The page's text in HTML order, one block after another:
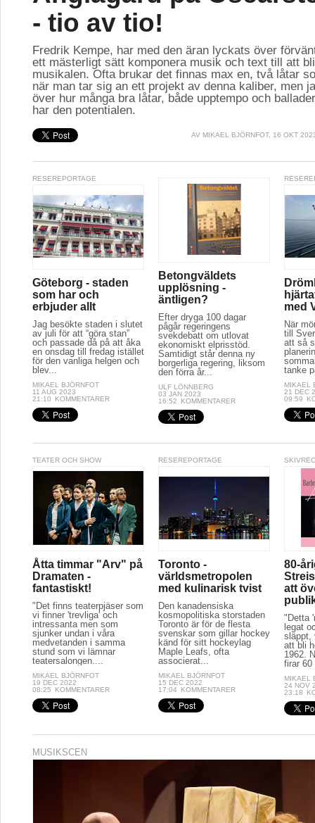
- tio av tio!
Fredrik Kempe, har med den äran lyckats över
ett mästerligt sätt komponera musik och text till att
musikalen. Ofta brukar det finnas max en, två låtar
när man tar sig an ett projekt av denna kaliber, men
över hur många bra låtar, både upptempo och
har den potentialen.
AV MIKAEL BJÖRNFOT, 16 OKT
RESEREPORTAGE
Göteborg - staden
som har och
erbjuder allt
Jag besökte staden i slutet
av juli för att “göra stan”
och passade då på att åka
en onsdag till fredag istället
för den vanliga helgen och
blev...
MIKAEL BJÖRNFOT
11 AUG 2023
21:10
KOMMENTARER
Betongväldets
upplösning -
äntligen?
Efter dryga 100 dagar
pågår regeringens
svekdebatt om utlovat
ekonomiskt elprisstöd.
Samtidigt står denna ny
borgerliga regering, liksom
den förra år...
ULF LÖNNBERG
03 JAN 2023
16:52
KOMMENTARER
med
När
till
att så
tanke
MIKAEL
21 DEC
09:59
TEATER OCH SHOW
Åtta timmar "Arv" på
Dramaten -
fantastiskt!
"Det finns teaterpjäser som
vi finner 'trevliga' och
intressanta men som
sjunker undan i våra
medvetanden i samma
stund som vi lämnar
teatersalongen....
MIKAEL BJÖRNFOT
19 DEC 2022
08:25
KOMMENTARER
RESEREPORTAGE
Toronto -
världsmetropolen
med kulinarisk tvist
Den kanadensiska
kosmopolitiska storstaden
Toronto är för de flesta
svenskar som gillar hockey
känd för sitt hockeylag
Maple Leafs, ofta
associerat...
MIKAEL BJÖRNFOT
15 DEC 2022
17:04
KOMMENTARER
80-
att
"Detta
legat
släppt,
att bli
1962.
firar 60
MIKAEL
24 NOV
23:18
MUSIKSCEN